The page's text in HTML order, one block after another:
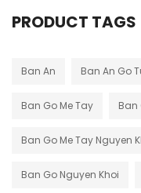
PRODUCT TAGS
Ban An Ban An Go
Ban Go Me Tay Ban
Ban Go Me Tay Nguyen
Ban Go Nguyen Khoi